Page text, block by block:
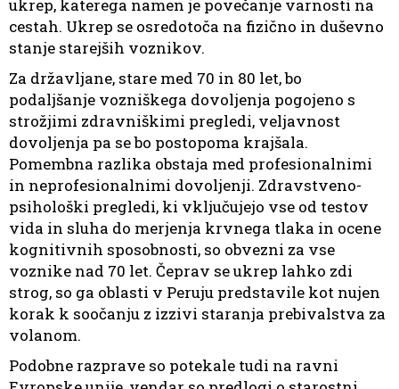
ukrep, katerega namen je povečanje varnosti na
cestah. Ukrep se osredotoča na fizično in duševno
stanje starejših voznikov.
Za državljane, stare med 70 in 80 let, bo
podaljšanje vozniškega dovoljenja pogojeno s
strožjimi zdravniškimi pregledi, veljavnost
dovoljenja pa se bo postopoma krajšala.
Pomembna razlika obstaja med profesionalnimi
in neprofesionalnimi dovoljenji. Zdravstveno-
psihološki pregledi, ki vključujejo vse od testov
vida in sluha do merjenja krvnega tlaka in ocene
kognitivnih sposobnosti, so obvezni za vse
voznike nad 70 let. Čeprav se ukrep lahko zdi
strog, so ga oblasti v Peruju predstavile kot nujen
korak k soočanju z izzivi staranja prebivalstva za
volanom.
Podobne razprave so potekale tudi na ravni